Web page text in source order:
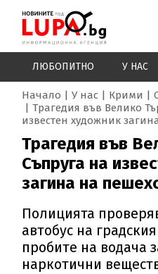
ЛЮБОПИТНО У НАС
Начало У нас Крими
Трагедия във Велико
известен художник
Трагедия във
Съпруга на
загина на
Полицията
автобус на
пробите на водача
наркотични